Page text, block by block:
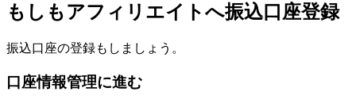
もしもアフィリエイトへ振込口座登録
振込口座の登録もしましょう。
口座情報管理に進む